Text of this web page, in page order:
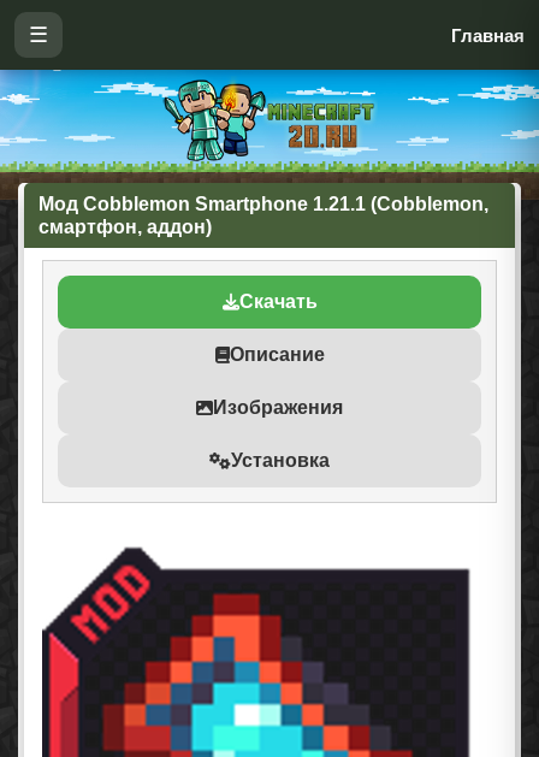
☰ Главная
Мод Cobblemon Smartphone 1.21.1 (Cobblemon,
смартфон, аддон)
Скачать
Описание
Изображения
Установка